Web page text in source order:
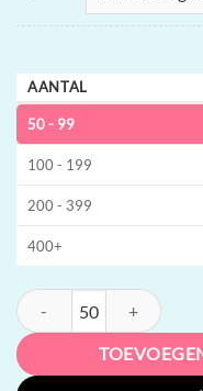
AANTAL
50 - 99
100 - 199
200 - 399
400+
MRVI 15K Dual Mesh